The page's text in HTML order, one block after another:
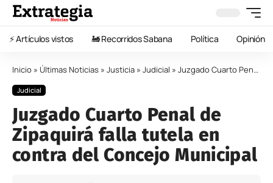
⚡️ Artículos vistos 🚂 Recorridos Sabana Política Opinión
Inicio » Últimas Noticias » Justicia » Judicial » Juzgado Cuarto Penal de Zipaquirá falla tutela en contra del Concejo Municipal
Judicial
Juzgado Cuarto Penal de
Zipaquirá falla tutela en
contra del Concejo Municipal